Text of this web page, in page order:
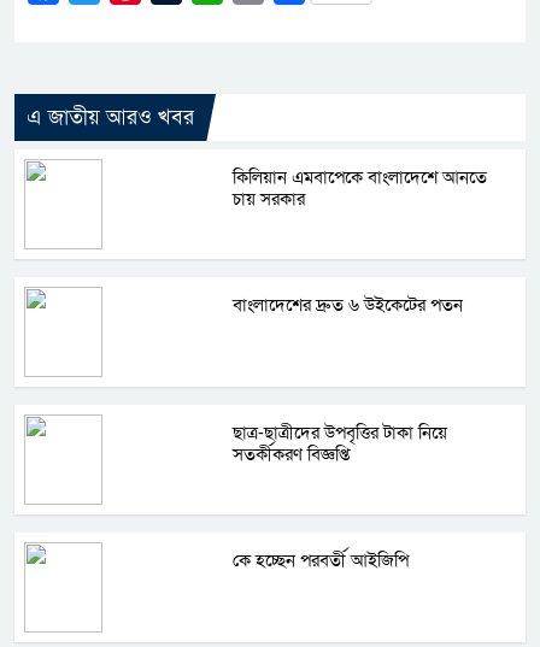
এ জাতীয় আরও খবর
কিলিয়ান এমবাপেকে বাংলাদেশে আনতে
চায় সরকার
বাংলাদেশের দ্রুত ৬ উইকেটের পতন
ছাত্র-ছাত্রীদের উপবৃত্তির টাকা নিয়ে
সতর্কীকরণ বিজ্ঞপ্তি
কে হচ্ছেন পরবর্তী আইজিপি